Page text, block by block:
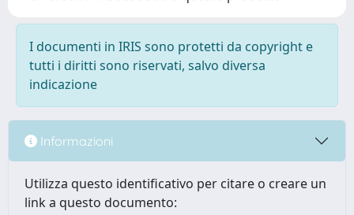
I documenti in IRIS sono protetti da copyright e
tutti i diritti sono riservati, salvo diversa
indicazione
Informazioni
Utilizza questo identificativo per citare o creare un
link a questo documento: